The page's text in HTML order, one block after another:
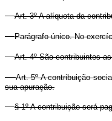
Art. 3º A alíquota da
Parágrafo único. No
Art. 4º São contribuintes
Art. 5º A contribuição
sua apuração.
§ 1º A contribuição será